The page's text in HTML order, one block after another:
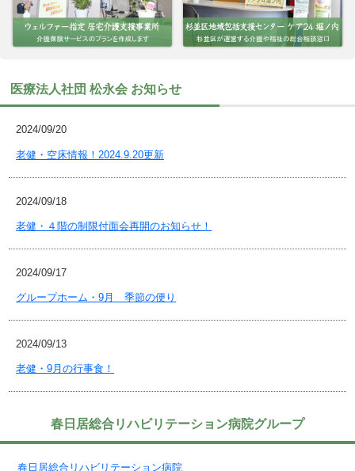
医療法人社団 松永会 お知らせ
2024/09/20
老健・空床情報！2024.9.20更新
2024/09/18
老健・４階の制限付面会再開のお知らせ！
2024/09/17
グループホーム・9月 季節の便り
2024/09/13
老健・9月の行事食！
2024/09/09
老健・４階の制限付面会中止について！
春日居総合リハビリテーション病院グループ
春日居総合リハビリテーション病院